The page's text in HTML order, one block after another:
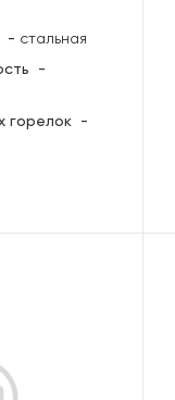
- стальная
-
горелок
-